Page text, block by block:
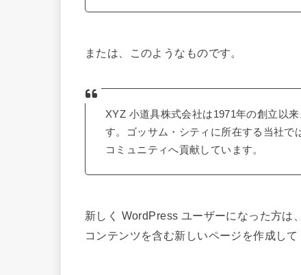
または、このようなものです。
XYZ 小道具株式会社は1971年の創立以
す。ゴッサム・シティに所在する当社で
コミュニティへ貢献しています。
新しく WordPress ユーザーになった方は、
コンテンツを含む新しいページを作成し